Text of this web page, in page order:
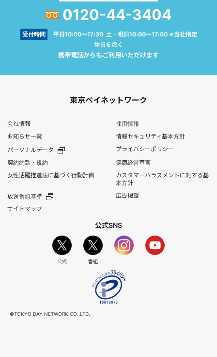
0120-44-3404
受付時間
平日10:00～17:30 土・祝日10:00～17:00 ※当社指定
休日を除く
携帯電話からもご利用いただけます
東京ベイネットワーク
会社情報
採用情報
お知らせ一覧
情報セキュリティ基本方針
パーソナルデータ
プライバシーポリシー
契約約款・規約
健康経営宣言
女性活躍推進法に基づく行動計画
カスタマーハラスメントに対する基
本方針
放送番組基準
広告掲載
サイトマップ
公式SNS
公式 番組
©TOKYO BAY NETWORK CO.,LTD.